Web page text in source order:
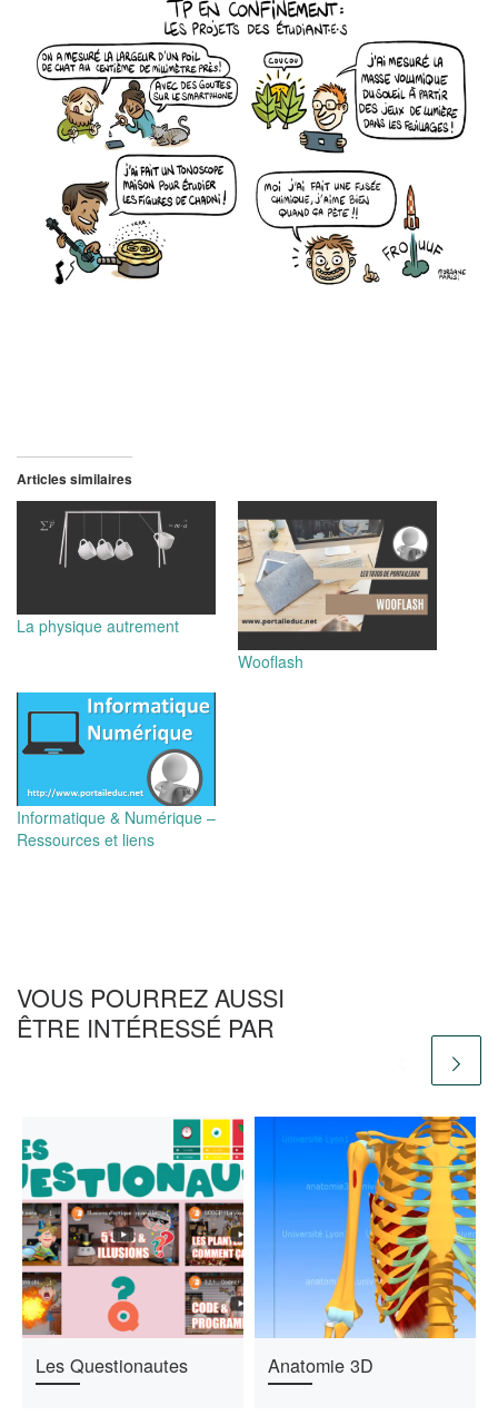
Articles similaires
La physique autrement
Wooflash
Informatique & Numérique –
Ressources et liens
VOUS POURREZ AUSSI
ÊTRE INTÉRESSÉ PAR
Les Questionautes Anatomie 3D